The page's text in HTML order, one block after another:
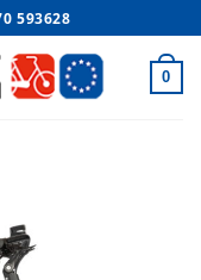
593628
0